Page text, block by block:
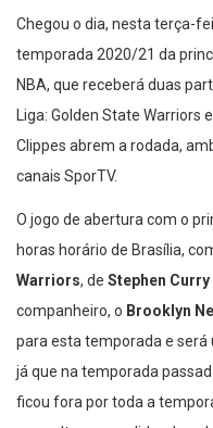
Chegou o dia, nesta terça-
temporada 2020/21 da
NBA, que receberá duas
Liga: Golden State Warriors
Clippes abrem a rodada,
canais SporTV.
O jogo de abertura com o
horas horário de Brasília,
Warriors, de Stephen Curry
companheiro, o Brooklyn
para esta temporada e será
já que na temporada
ficou fora por toda a